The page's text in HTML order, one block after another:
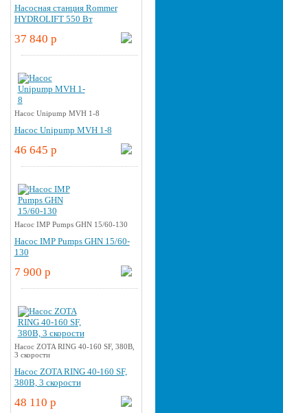
Насосная станция Rommer
HYDROLIFT 550 Вт
37 840 p
Насос Unipump MVH 1-8
Насос Unipump MVH 1-8
46 645 p
Насос IMP Pumps GHN 15/60-130
Насос IMP Pumps GHN 15/60-
130
7 900 p
Насос ZOTA RING 40-160 SF, 380В,
3 скорости
Насос ZOTA RING 40-160 SF,
380В, 3 скорости
48 110 p